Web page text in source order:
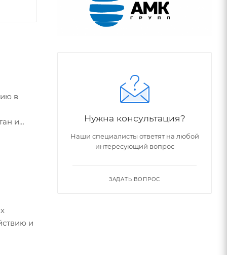
в
и
и
Нужна консультация?
Наши специалисты ответят на любой
интересующий вопрос
ЗАДАТЬ ВОПРОС